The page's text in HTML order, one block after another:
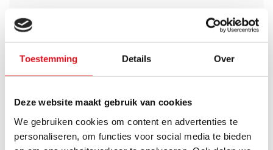
Toestemming Details Over
Deze website maakt gebruik van cookies
We gebruiken cookies om content en advertenties te
personaliseren, om functies voor social media te bieden
Is een hybride paneelradiator geschikt
als alternatief voor vloerverwarming?
Wanneer zijn de warmteboosters het
Wat is technisch gezien een hybride